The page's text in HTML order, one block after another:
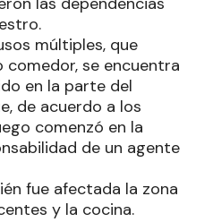
múltiples, que
se encuentra
en la parte del
de acuerdo a los
comenzó en la
de un agente
fue afectada la zona
y la cocina.